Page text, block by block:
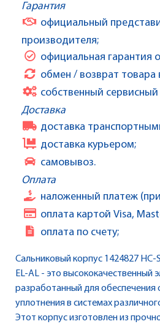
Гарантия
официальный
производителя;
официальная гарантия
обмен / возврат товара
собственный сервисный
Доставка
доставка
доставка курьером;
самовывоз.
Оплата
наложенный платеж
оплата картой Visa,
оплата по счету;
Сальниковый корпус 1424827
EL-AL - это высококачественный
разработанный для обеспечения
уплотнения в системах
Этот корпус изготовлен из